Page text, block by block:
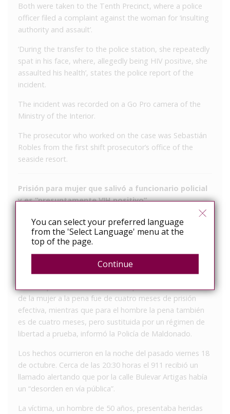
Both were taken to the Tenth Precinct, where a police
officer filed a complaint against the woman for ‘insulting
authority and assault’.
‘During the transfer to the police station, she repeatedly
spat in his face, where, allegedly being HIV positive, she
assaulted his health’, states the police report of the
incident.
The incident was recorded on a Go Pro camera of the
Ministry of the Interior.
The prosecutor who worked on the case was Sebastián
Robles from the first shift prosecutor’s office of the
seaside resort.
Prisión para mujer que salivó a funcionario policial
y es “presuntamente VIH positivo”
Ocurrió en Punta del Este, la joven de 26 años fue
detenida por entorpecer la detención de su pareja, que
hirió a un hombre con un cuchillo.
La Justicia condenó en Punta del Este a una mujer por un
delito de atentado contra un efectivo policial y a un
de la mujer a la pena fue de cuatro meses de prisión
efectiva, mientras que para el hombre la pena también
es de cuatro meses, pero sustituida por un régimen de
libertad a prueba, informó la Policía de Maldonado.
Los hechos ocurrieron en la noche del pasado viernes 18
de octubre. Cerca de las 20:30 horas el 911 recibió un
llamado alertando que por la calle Bulevar Artigas había
un “desorden en vía pública”.
La víctima, un hombre de 50 años, presentaba heridas
You can select your preferred language
from the 'Select Language' menu at the
top of the page.
Continue